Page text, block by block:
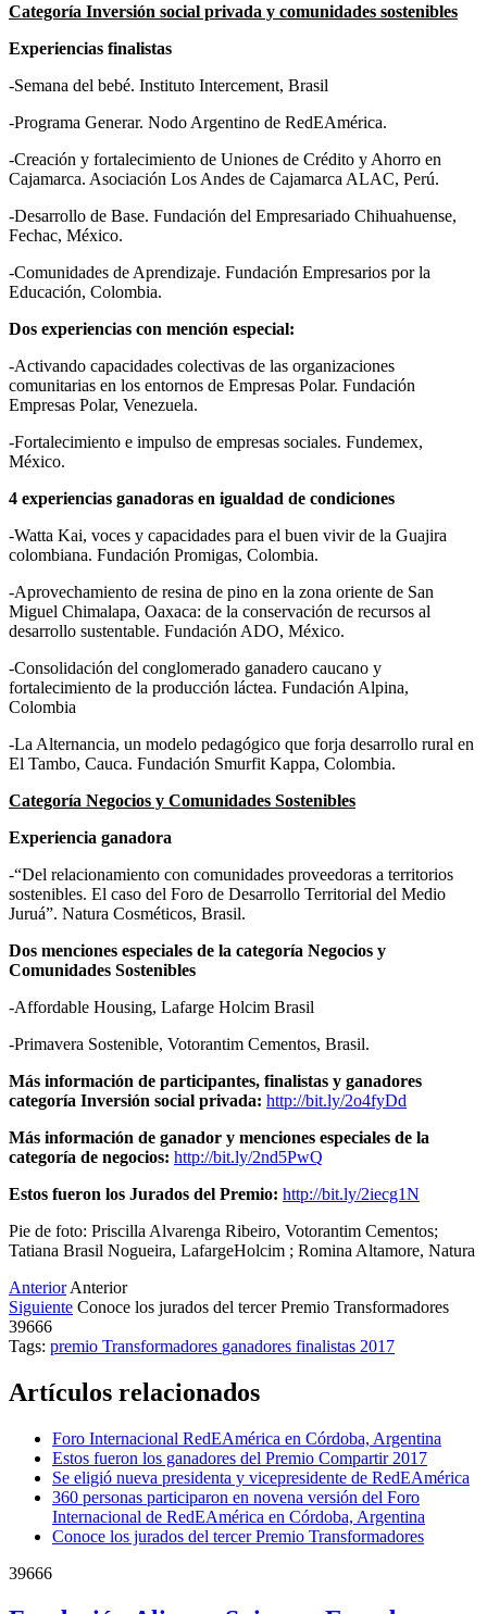
Categoría Inversión social privada y comunidades sostenibles
Experiencias finalistas
-Semana del bebé. Instituto Intercement, Brasil
-Programa Generar. Nodo Argentino de RedEAmérica.
-Creación y fortalecimiento de Uniones de Crédito y Ahorro en
Cajamarca. Asociación Los Andes de Cajamarca ALAC, Perú.
-Desarrollo de Base. Fundación del Empresariado Chihuahuense,
Fechac, México.
-Comunidades de Aprendizaje. Fundación Empresarios por la
Educación, Colombia.
Dos experiencias con mención especial:
-Activando capacidades colectivas de las organizaciones
comunitarias en los entornos de Empresas Polar. Fundación
Empresas Polar, Venezuela.
-Fortalecimiento e impulso de empresas sociales. Fundemex,
México.
4 experiencias ganadoras en igualdad de condiciones
-Watta Kai, voces y capacidades para el buen vivir de la Guajira
colombiana. Fundación Promigas, Colombia.
-Aprovechamiento de resina de pino en la zona oriente de San
Miguel Chimalapa, Oaxaca: de la conservación de recursos al
desarrollo sustentable. Fundación ADO, México.
-Consolidación del conglomerado ganadero caucano y
fortalecimiento de la producción láctea. Fundación Alpina,
Colombia
-La Alternancia, un modelo pedagógico que forja desarrollo rural en
El Tambo, Cauca. Fundación Smurfit Kappa, Colombia.
Categoría Negocios y Comunidades Sostenibles
Experiencia ganadora
-“Del relacionamiento con comunidades proveedoras a territorios
sostenibles. El caso del Foro de Desarrollo Territorial del Medio
Juruá”. Natura Cosméticos, Brasil.
Dos menciones especiales de la categoría Negocios y
Comunidades Sostenibles
-Affordable Housing, Lafarge Holcim Brasil
-Primavera Sostenible, Votorantim Cementos, Brasil.
Más información de participantes, finalistas y ganadores
categoría Inversión social privada: http://bit.ly/2o4fyDd
Más información de ganador y menciones especiales de la
categoría de negocios: http://bit.ly/2nd5PwQ
Estos fueron los Jurados del Premio: http://bit.ly/2iecg1N
Pie de foto: Priscilla Alvarenga Ribeiro, Votorantim Cementos;
Tatiana Brasil Nogueira, LafargeHolcim ; Romina Altamore, Natura
Anterior Anterior
Siguiente Conoce los jurados del tercer Premio Transformadores
39666
Tags: premio Transformadores ganadores finalistas 2017
Artículos relacionados
Foro Internacional RedEAmérica en Córdoba, Argentina
Estos fueron los ganadores del Premio Compartir 2017
Se eligió nueva presidenta y vicepresidente de RedEAmérica
360 personas participaron en novena versión del Foro
Internacional de RedEAmérica en Córdoba, Argentina
Conoce los jurados del tercer Premio Transformadores
39666